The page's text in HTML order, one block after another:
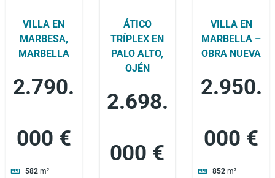
VILLA EN
MARBESA,
MARBELLA
2.790.
000 €
582 m²
ÁTICO
TRÍPLEX EN
PALO ALTO,
OJÉN
2.698.
000 €
VILLA EN
MARBELLA –
OBRA NUEVA
2.950.
000 €
852 m²